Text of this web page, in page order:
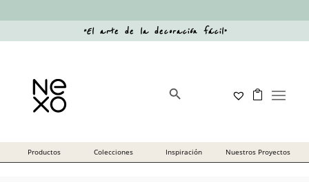
“El arte de la decoración fácil”